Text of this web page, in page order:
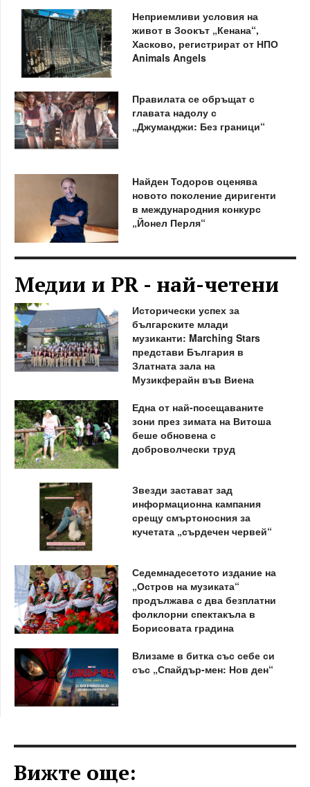
Неприемливи условия на
живот в Зоокът „Кенана“,
Хасково, регистрират от НПО
Animals Angels
Правилата се обръщат с
главата надолу с
„Джуманджи: Без граници“
Найден Тодоров оценява
новото поколение диригенти
в международния конкурс
„Йонел Перля“
Медии и PR - най-четени
Исторически успех за
българските млади
музиканти: Marching Stars
представи България в
Златната зала на
Музикферайн във Виена
Една от най-посещаваните
зони през зимата на Витоша
беше обновена с
доброволчески труд
Звезди застават зад
информационна кампания
срещу смъртоносния за
кучетата „сърдечен червей“
Седемнадесетото издание на
„Остров на музиката“
продължава с два безплатни
фолклорни спектакъла в
Борисовата градина
Влизаме в битка със себе си
със „Спайдър-мен: Нов ден“
Вижте още: